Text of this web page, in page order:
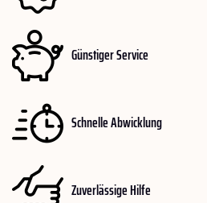
Günstiger Service
Schnelle Abwicklung
Zuverlässige Hilfe